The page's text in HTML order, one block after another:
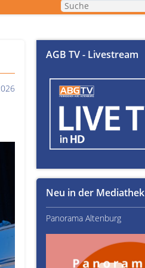
AGB TV - Livestream
Neu in der Mediathek
Panorama Altenburg